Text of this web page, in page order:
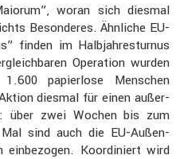
woran sich diesmal
Beson­deres. Ähnliche EU-
finden im Halbjah­res­turnus
Opera­tion wurden
papier­lose Menschen
diesmal für einen außer­
über zwei Wochen bis zum
sind auch die EU-Außen­
einbe­zogen. Koordi­niert wird